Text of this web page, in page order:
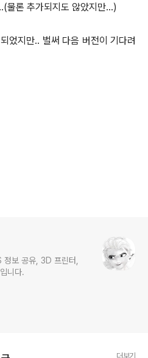
물론 추가되지도 않았지만...)
었지만.. 벌써 다음 버전이 기다려
보 공유, 3D 프린터,
니다.
더보기